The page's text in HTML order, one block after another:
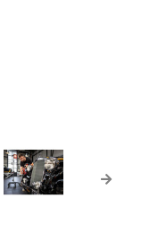
Next